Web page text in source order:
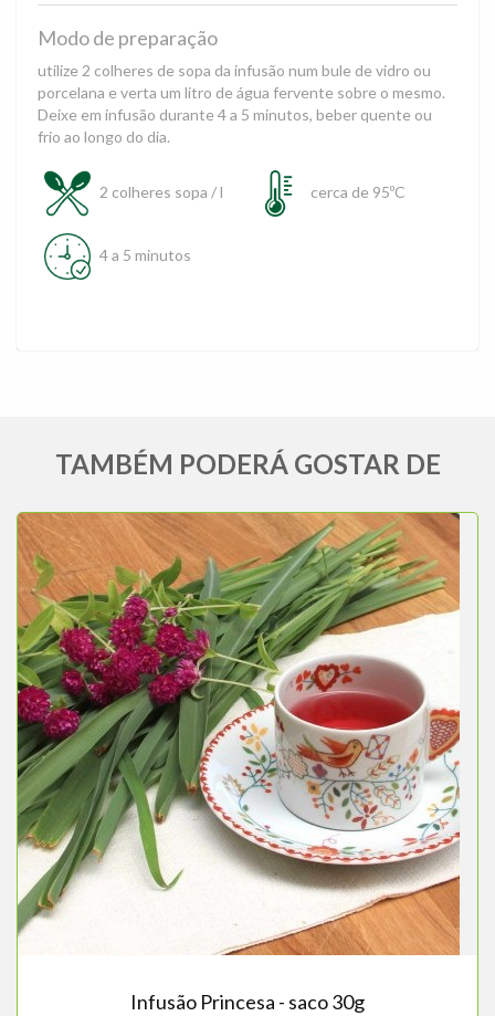
Modo de preparação
utilize 2 colheres de sopa da infusão num bule de vidro ou
porcelana e verta um litro de água fervente sobre o mesmo.
Deixe em infusão durante 4 a 5 minutos, beber quente ou
frio ao longo do dia.
2 colheres sopa / l cerca de 95ºC
4 a 5 minutos
TAMBÉM PODERÁ GOSTAR DE
Infusão Princesa - saco 30g